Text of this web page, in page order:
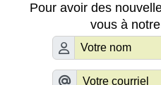
Pour avoir des
vous à